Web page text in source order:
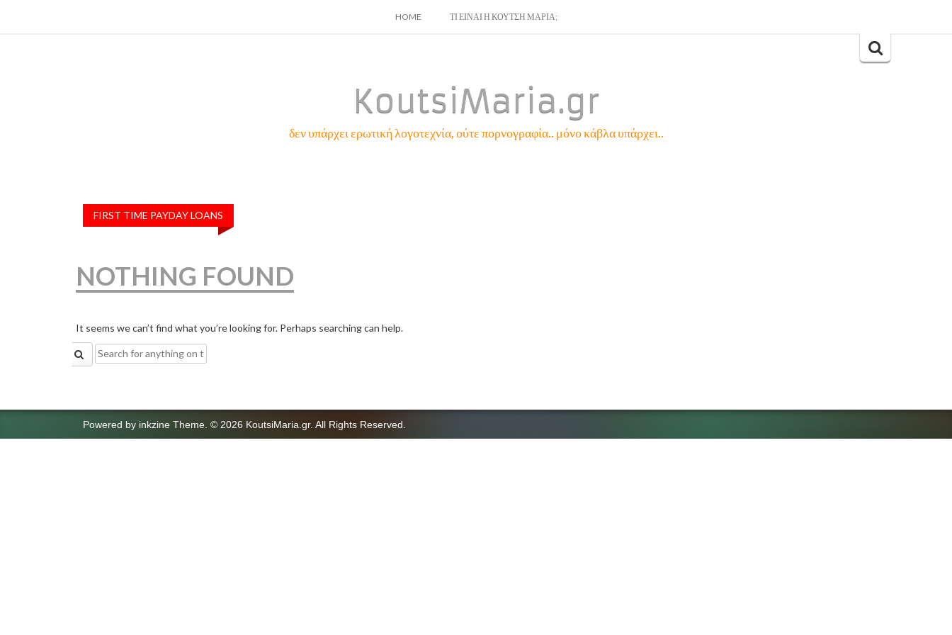
SKIP
HOME ΤΙ ΕΙΝΑΙ Η ΚΟΥΤΣΗ ΜΑΡΙΑ;
Search
KoutsiMaria.gr
δεν υπάρχει ερωτική λογοτεχνία, ούτε πορνογραφία.. μόνο κάβλα υπάρχει..
FIRST TIME PAYDAY LOANS
NOTHING FOUND
It seems we can’t find what you’re looking for. Perhaps searching can help.
Search
for:
Powered by inkzine Theme © 2026 KoutsiMaria.gr. All Rights Reserved.